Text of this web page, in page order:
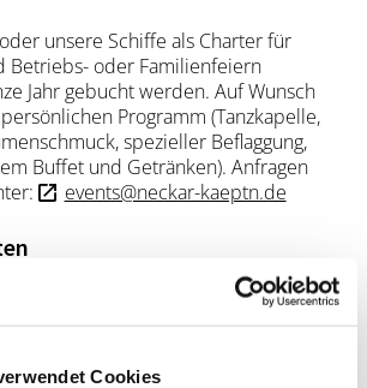
Cookies
unsere Schiffe als Charter für
Betriebs- oder Familienfeiern
Jahr gebucht werden. Auf Wunsch
Programm (Tanzkapelle,
spezieller Beflaggung,
Buffet und Getränken). Anfragen
events@neckar-kaeptn.de
09:00 - 17:00